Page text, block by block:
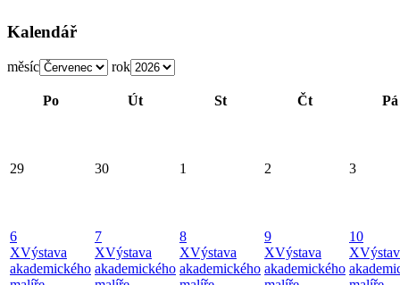
Kalendář
měsíc rok
Po Út St Čt Pá
29 30 1 2 3
6
XVýstava
akademického
7
XVýstava
akademického
8
XVýstava
akademického
9
XVýstava
akademického
10
X